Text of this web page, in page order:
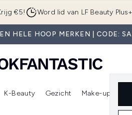
Overslaan naar de hoofdinhoud
€5! Word lid van LF Beauty Plus+
HELE HOOP MERKEN | CODE:
(Beauty Box) Enter submenu (New & Trending)
K-Beauty
Enter submenu (K-Beauty)
Gezicht Make-up